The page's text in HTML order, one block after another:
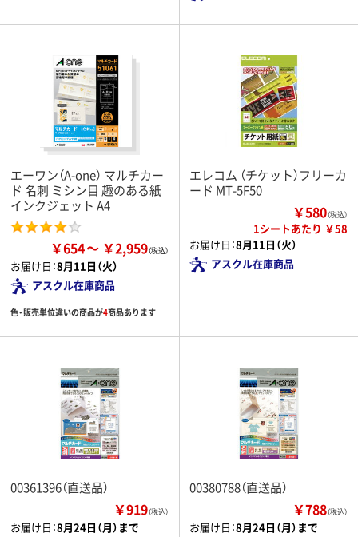
エーワン（A-one） マルチカー
ド 名刺 ミシン目 趣のある紙
インクジェット A4
￥654 ￥2,959
お届け日：8月11日（火）
アスクル在庫商品
色・販売単位違いの商品が4商品あります
エレコム （チケット）フリーカ
ード MT-5F50
￥580（税込）
1シートあたり ￥58
お届け日：8月11日（火）
アスクル在庫商品
00361396（直送品）
￥919（税込）
お届け日：8月24日（月）まで
00380788（直送品）
￥788（税込）
お届け日：8月24日（月）まで